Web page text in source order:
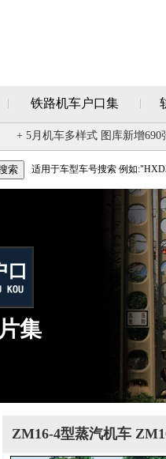
铁路机车户口集
+ 5月机车多样式 图库新增690
适用于车型车号搜索 例如
集
ZM16-4型蒸汽机车